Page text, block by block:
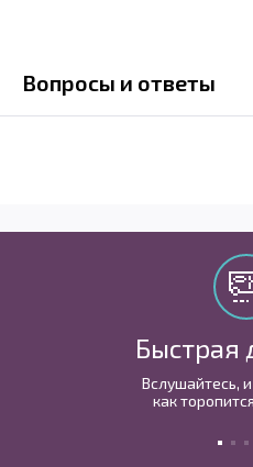
Вопросы и ответы
Быстрая
Вслушайтесь,
как